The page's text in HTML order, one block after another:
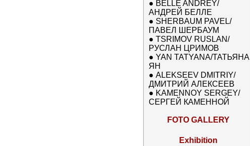
● BELLE ANDREY/
АНДРЕЙ БЕЛЛЕ
● SHERBAUM PAVEL/
ПАВЕЛ ШЕРБАУМ
● TSRIMOV RUSLAN/
РУСЛАН ЦРИМОВ
● YAN TATYANA/ТАТЬЯНА
ЯН
● ALEKSEEV DMITRIY/
ДМИТРИЙ АЛЕКСЕЕВ
● KAMENNOY SERGEY/
СЕРГЕЙ КАМЕННОЙ
FOTO GALLERY
Exhibition